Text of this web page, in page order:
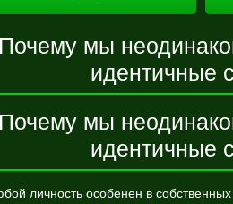
мы
идентичные
мы
идентичные
личность особенен в